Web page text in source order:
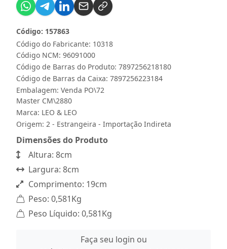
Código do Fabricante: 10318
Código: 157863
Código NCM: 96091000
Código de Barras do Produto: 7897256218180
Código de Barras da Caixa: 7897256223184
Embalagem: Venda PO\72
Master CM\2880
Marca: LEO & LEO
Origem: 2 - Estrangeira - Importação Indireta
Dimensões do Produto
Altura: 8cm
Largura: 8cm
Comprimento: 19cm
Peso: 0,581Kg
Peso Líquido: 0,581Kg
Faça seu login ou